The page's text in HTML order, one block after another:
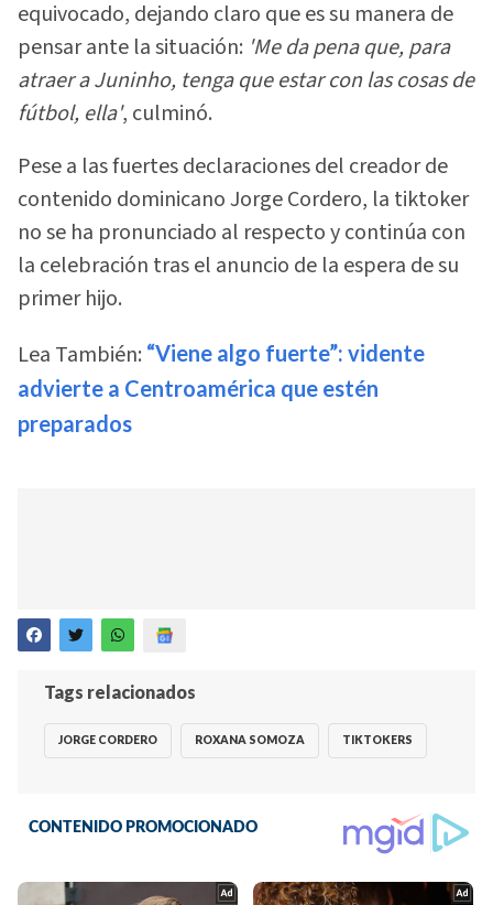
equivocado, dejando claro que es su manera de
pensar ante la situación: 'Me da pena que, para
atraer a Juninho, tenga que estar con las cosas de
fútbol, ella', culminó.
Pese a las fuertes declaraciones del creador de
contenido dominicano Jorge Cordero, la tiktoker
no se ha pronunciado al respecto y continúa con
la celebración tras el anuncio de la espera de su
primer hijo.
Lea También: “Viene algo fuerte”: vidente
advierte a Centroamérica que estén
preparados
Tags relacionados
JORGE CORDERO ROXANA SOMOZA TIKTOKERS